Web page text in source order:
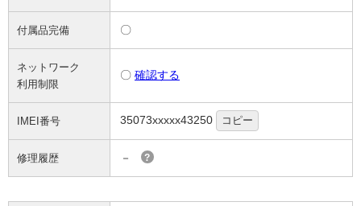
付属品完備 〇
ネットワーク
利用制限
〇 確認する
IMEI番号 35073xxxxx43250 コピー
修理履歴 － ?